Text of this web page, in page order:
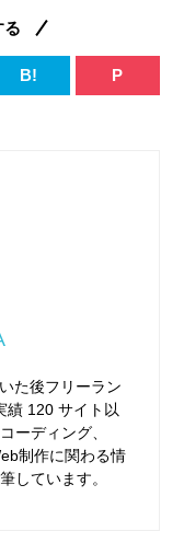
る
B! P
た後フリーラン
績 120 サイト以
ーディング、
制作に関わる情
しています。